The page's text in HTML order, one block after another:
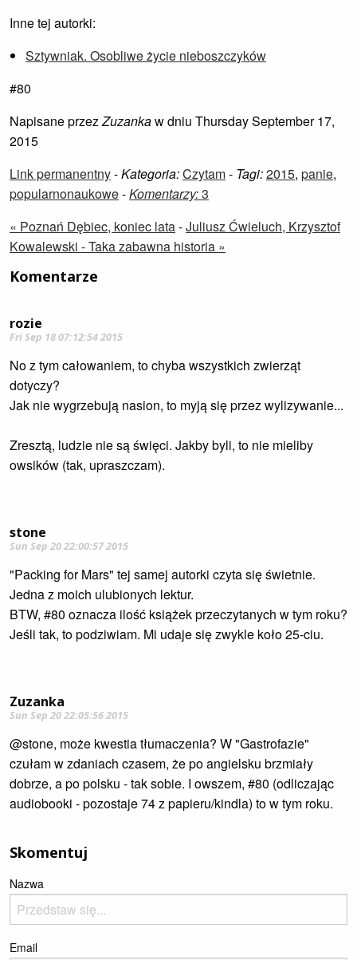
Inne tej autorki:
Sztywniak. Osobliwe życie nieboszczyków
#80
Napisane przezZuzankaw dniu Thursday September 17,
2015
Link permanentny-Kategoria:Czytam- Tagi:2015, panie,
popularnonaukowe-Komentarzy:3
« Poznań Dębiec, koniec lata-Juliusz Ćwieluch, Krzysztof
Kowalewski - Taka zabawna historia »
Komentarze
rozie
Fri Sep 18 07:12:54 2015
No z tym całowaniem, to chyba wszystkich zwierząt
dotyczy?
Jak nie wygrzebują nasion, to myją się przez wylizywanie...
Zresztą, ludzie nie są święci. Jakby byli, to nie mieliby
owsików (tak, upraszczam).
stone
Sun Sep 20 22:00:57 2015
"Packing for Mars" tej samej autorki czyta się świetnie.
Jedna z moich ulubionych lektur.
BTW, #80 oznacza ilość książek przeczytanych w tym roku?
Jeśli tak, to podziwiam. Mi udaje się zwykle koło 25-ciu.
Zuzanka
Sun Sep 20 22:05:56 2015
@stone, może kwestia tłumaczenia? W "Gastrofazie"
czułam w zdaniach czasem, że po angielsku brzmiały
dobrze, a po polsku - tak sobie. I owszem, #80 (odliczając
audiobooki - pozostaje 74 z papieru/kindla) to w tym roku.
Skomentuj
Nazwa
Email